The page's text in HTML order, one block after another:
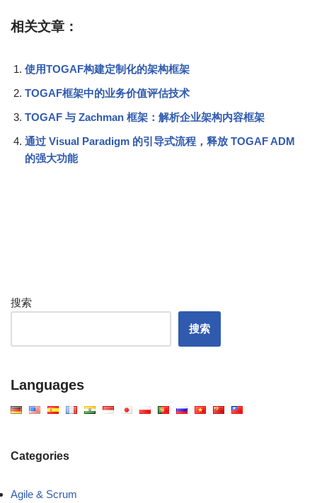
相关文章：
使用TOGAF构建定制化的架构框架
TOGAF框架中的业务价值评估技术
TOGAF 与 Zachman 框架：解析企业架构内容框架
通过 Visual Paradigm 的引导式流程，释放 TOGAF ADM
的强大功能
搜索
搜索
Languages
Categories
Agile & Scrum